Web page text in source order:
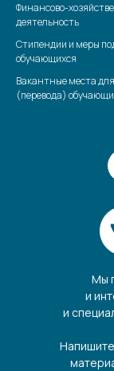
Финансово-
деятельность
Стипендии и меры
обучающихся
Вакантные места
(перевода)
Мы
и
и